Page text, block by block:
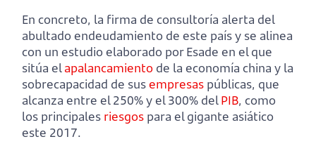
En concreto, la firma de consultoría alerta del
abultado endeudamiento de este país y se alinea
con un estudio elaborado por Esade en el que
sitúa elapalancamiento de la economía china y la
sobrecapacidad de susempresas públicas, que
alcanza entre el 250% y el 300% delPIB, como
los principales riesgos para el gigante asiático
este 2017.